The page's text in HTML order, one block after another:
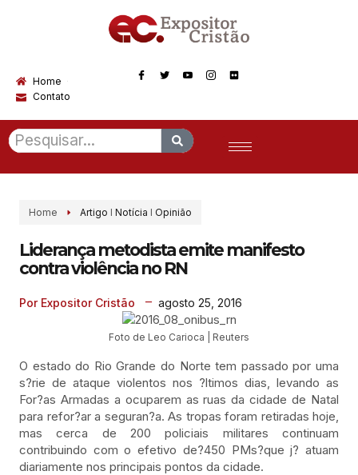
Home
Contato
Home Artigo I Notícia I Opinião
Liderança metodista emite manifesto
contra violência no RN
Por Expositor Cristão agosto 25, 2016
Foto de Leo Carioca | Reuters
O estado do Rio Grande do Norte tem passado por uma
s?rie de ataque violentos nos ?ltimos dias, levando as
For?as Armadas a ocuparem as ruas da cidade de Natal
para refor?ar a seguran?a. As tropas foram retiradas hoje,
mas cerca de 200 policiais militares continuam
contribuindo com o efetivo de?450 PMs?que j? atuam
diariamente nos principais pontos da cidade.